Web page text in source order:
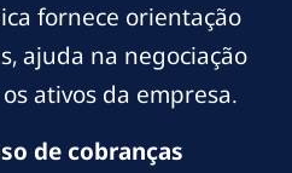
fornece orientação
ajuda na negociação
ativos da empresa.
de cobranças